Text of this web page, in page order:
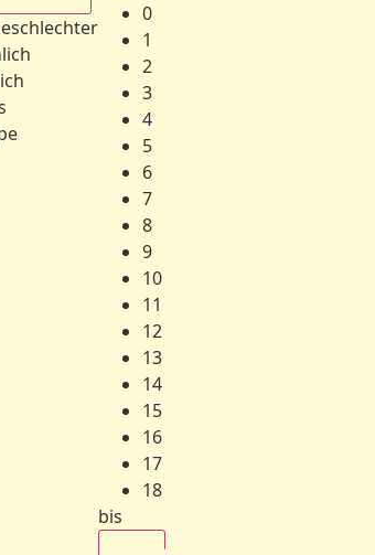
0
1
2
3
4
5
6
7
8
9
10
11
12
13
14
15
16
17
18
bis